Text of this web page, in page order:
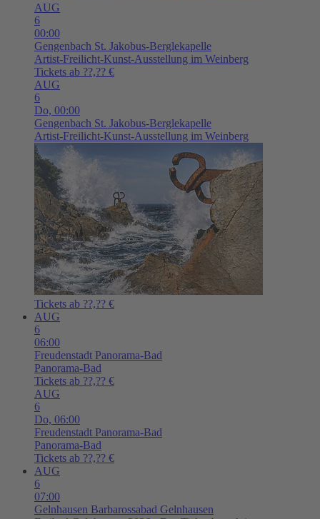
AUG
6
00:00
Gengenbach St. Jakobus-Berglekapelle
Artist-Freilicht-Kunst-Ausstellung im Weinberg
Tickets ab ??,?? €
AUG
6
Do, 00:00
Gengenbach St. Jakobus-Berglekapelle
Artist-Freilicht-Kunst-Ausstellung im Weinberg
Tickets ab ??,?? €
AUG
6
06:00
Freudenstadt Panorama-Bad
Panorama-Bad
Tickets ab ??,?? €
AUG
6
Do, 06:00
Freudenstadt Panorama-Bad
Panorama-Bad
Tickets ab ??,?? €
AUG
6
07:00
Gelnhausen Barbarossabad Gelnhausen